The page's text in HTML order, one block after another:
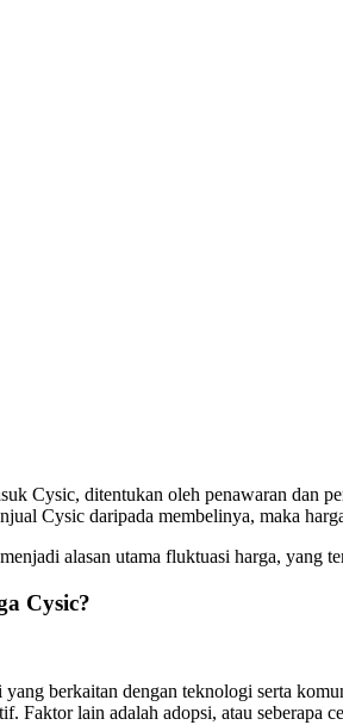
Cysic, ditentukan oleh penawaran
Cysic daripada membelinya, maka
alasan utama fluktuasi harga, yang
Cysic?
berkaitan dengan teknologi serta
Faktor lain adalah adopsi, atau seberapa